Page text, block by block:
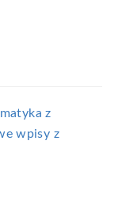
z
wpisy z